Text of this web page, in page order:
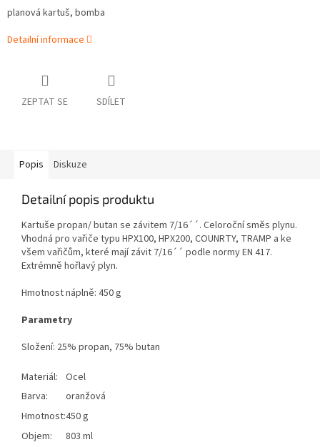
planová kartuš, bomba
Detailní informace
ZEPTAT SE SDÍLET
Popis Diskuze
Detailní popis produktu
Kartuše propan/ butan se závitem 7/16´´. Celoroční směs plynu.
Vhodná pro vařiče typu HPX100, HPX200, COUNRTY, TRAMP a ke
všem vařičům, které mají závit 7/16´´ podle normy EN 417.
Extrémně hořlavý plyn.
Hmotnost náplně: 450 g
Parametry
Složení: 25% propan, 75% butan
Materiál: Ocel
Barva:
oranžová
Hmotnost:450 g
Objem:
803 ml